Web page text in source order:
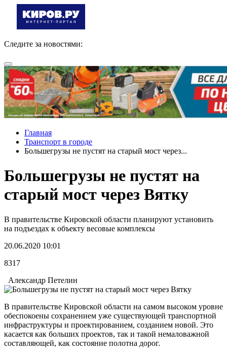
Следите за новостями:
Главная
Транспорт в городе
Большегрузы не пустят на старый мост через...
Большегрузы не пустят на
старый мост через Вятку
В правительстве Кировской области планируют установить
на подъездах к объекту весовые комплексы
20.06.2020 10:01
8317
Александр Петелин
В правительстве Кировской области на самом высоком уровне
обеспокоены сохранением уже существующей транспортной
инфраструктуры и проектированием, созданием новой. Это
касается как больших проектов, так и такой немаловажной
составляющей, как состояние полотна дорог.